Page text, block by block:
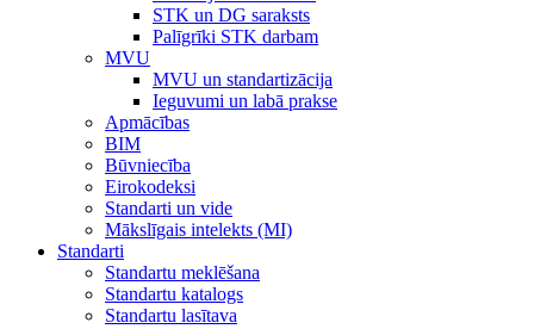
STK un DG saraksts
Palīgrīki STK darbam
MVU
MVU un standartizācija
Ieguvumi un labā prakse
Apmācības
BIM
Būvniecība
Eirokodeksi
Standarti un vide
Mākslīgais intelekts (MI)
Standarti
Standartu meklēšana
Standartu katalogs
Standartu lasītava